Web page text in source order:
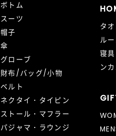
ボトム
スーツ
帽子
傘
グローブ
財布/バッグ/小物
ベルト
ネクタイ・タイピン
ストール・マフラー
パジャマ・ラウンジ
タ
ル
寝
ン